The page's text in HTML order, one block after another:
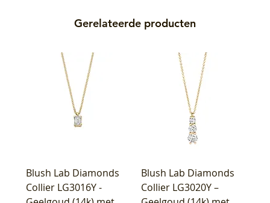
Gerelateerde producten
Blush Lab Diamonds
Collier LG3016Y -
Blush Lab Diamonds
Collier LG3020Y –